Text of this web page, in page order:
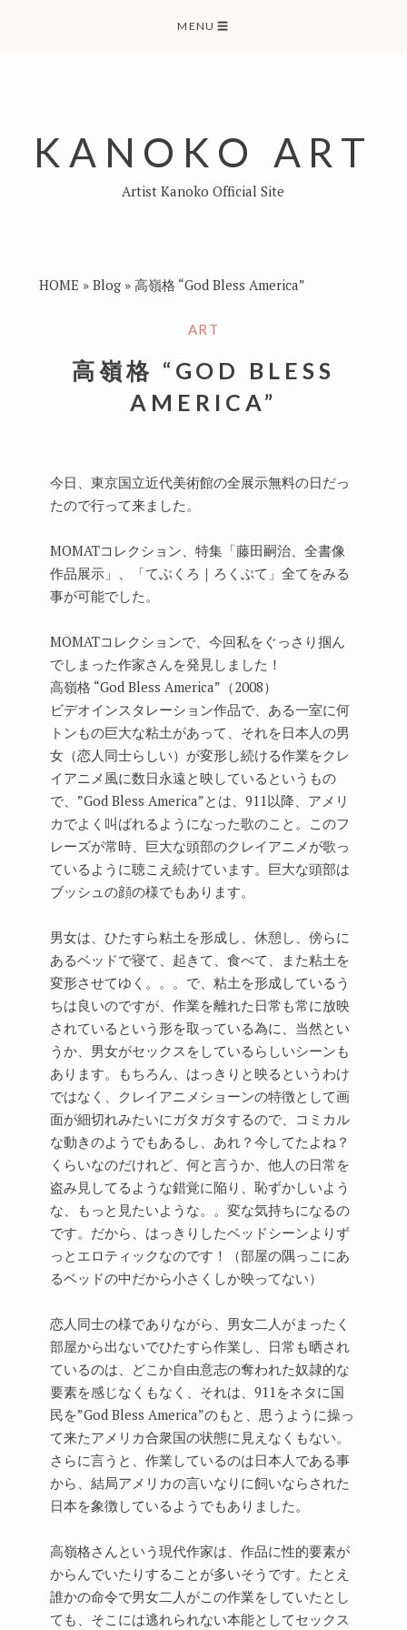
MENU☰
KANOKO ART
Artist Kanoko Official Site
HOME » Blog» 高嶺格 “God Bless America”
ART
高嶺格 “GOD BLESS
AMERICA”
今日、東京国立近代美術館の全展示無料の日だっ
たので行って来ました。
MOMATコレクション、特集「藤田嗣治、全書像
作品展示」、「てぶくろ｜ろくぶて」全てをみる
事が可能でした。
MOMATコレクションで、今回私をぐっさり掴ん
でしまった作家さんを発見しました！
高嶺格 “God Bless America”（2008）
ビデオインスタレーション作品で、ある一室に何
トンもの巨大な粘土があって、それを日本人の男
女（恋人同士らしい）が変形し続ける作業をクレ
イアニメ風に数日永遠と映しているというもの
で、”God Bless America”とは、911以降、アメリ
カでよく叫ばれるようになった歌のこと。このフ
レーズが常時、巨大な頭部のクレイアニメが歌っ
ているように聴こえ続けています。巨大な頭部は
ブッシュの顔の様でもあります。
男女は、ひたすら粘土を形成し、休憩し、傍らに
あるベッドで寝て、起きて、食べて、また粘土を
変形させてゆく。。。で、粘土を形成しているう
ちは良いのですが、作業を離れた日常も常に放映
されているという形を取っている為に、当然とい
うか、男女がセックスをしているらしいシーンも
あります。もちろん、はっきりと映るというわけ
ではなく、クレイアニメショーンの特徴として画
面が細切れみたいにガタガタするので、コミカル
な動きのようでもあるし、あれ？今してたよね？
くらいなのだけれど、何と言うか、他人の日常を
盗み見してるような錯覚に陥り、恥ずかしいよう
な、もっと見たいような。。変な気持ちになるの
です。だから、はっきりしたベッドシーンよりず
っとエロティックなのです！（部屋の隅っこにあ
るベッドの中だから小さくしか映ってない）
恋人同士の様でありながら、男女二人がまったく
部屋から出ないでひたすら作業し、日常も晒され
ているのは、どこか自由意志の奪われた奴隷的な
要素を感じなくもなく、それは、911をネタに国
民を”God Bless America”のもと、思うように操っ
て来たアメリカ合衆国の状態に見えなくもない。
さらに言うと、作業しているのは日本人である事
から、結局アメリカの言いなりに飼いならされた
日本を象徴しているようでもありました。
高嶺格さんという現代作家は、作品に性的要素が
からんでいたりすることが多いそうです。たとえ
誰かの命令で男女二人がこの作業をしていたとし
ても、そこには逃れられない本能としてセックス